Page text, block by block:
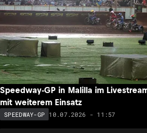
Speedway-GP in Malilla im
mit weiterem Einsatz
SPEEDWAY-GP 10.07.2026 - 11:57